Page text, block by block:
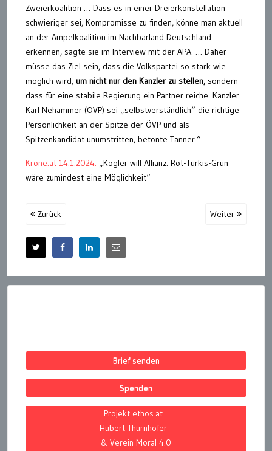
Zweierkoalition … Dass es in einer Dreierkonstellation
schwieriger sei, Kompromisse zu finden, könne man aktuell
an der Ampelkoalition im Nachbarland Deutschland
erkennen, sagte sie im Interview mit der APA. … Daher
müsse das Ziel sein, dass die Volkspartei so stark wie
möglich wird, um nicht nur den Kanzler zu stellen,sondern
dass für eine stabile Regierung ein Partner reiche. Kanzler
Karl Nehammer (ÖVP) sei „selbstverständlich“ die richtige
Persönlichkeit an der Spitze der ÖVP und als
Spitzenkandidat unumstritten, betonte Tanner.“
Krone.at 14.1.2024: „Kogler will Allianz. Rot-Türkis-Grün
wäre zumindest eine Möglichkeit“
Zurück Weiter
Brief senden
Spenden
Projekt ethos.at
Hubert Thurnhofer
& Verein Moral 4.0